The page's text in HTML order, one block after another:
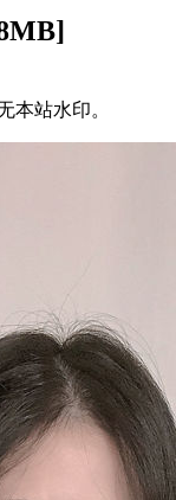
本站水印。